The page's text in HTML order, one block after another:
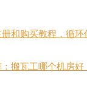
和购买教程，循
搬瓦工哪个机房